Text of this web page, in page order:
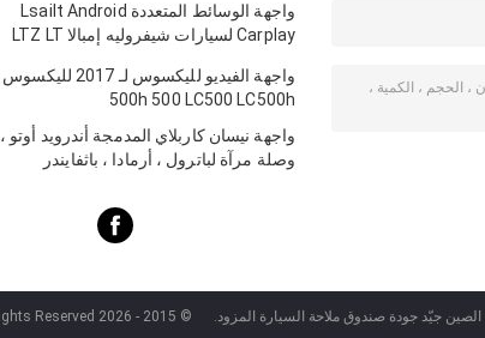
واجهة الوسائط المتعددة Lsailt Android
Carplay لسيارات شيفروليه إمبالا LTZ LT
500h 500 LC500 LC500h
واجهة نيسان كاربلاي المدمجة أندرويد أوتو ،
وصلة مرآة لباترول ، أرمادا ، باثفايندر
| الصين جيّد جودة صندوق ملاحة السيارة المزود. © 2015 - 2026 Shenzhen Xinsongxia Automobile Electron Co.,Ltd. All Rights Reserved.